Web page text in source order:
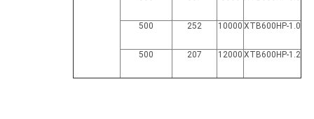
XTB600HP-1.0
10000
252
500
XTB600HP-1.2
12000
207
500